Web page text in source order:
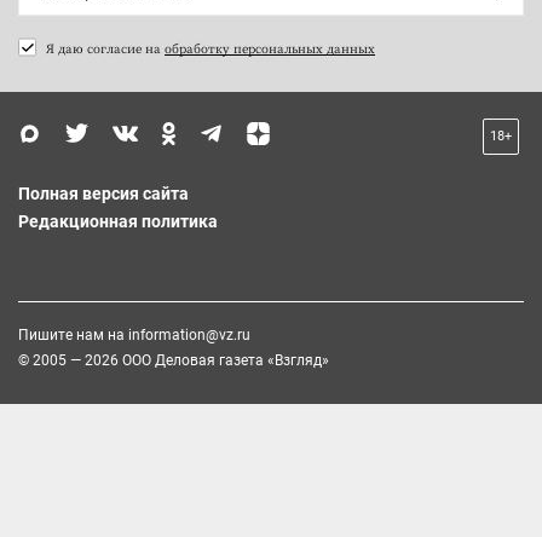
Я даю согласие на обработку персональных данных
18+
Полная версия сайта
Редакционная политика
Пишите нам на information@vz.ru
© 2005 — 2026 ООО Деловая газета «Взгляд»